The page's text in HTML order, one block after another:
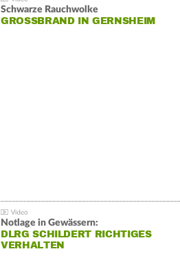
Schwarze Rauchwolke
GROSSBRAND IN GERNSHEIM
Notlage in Gewässern:
DLRG SCHILDERT RICHTIGES
VERHALTEN